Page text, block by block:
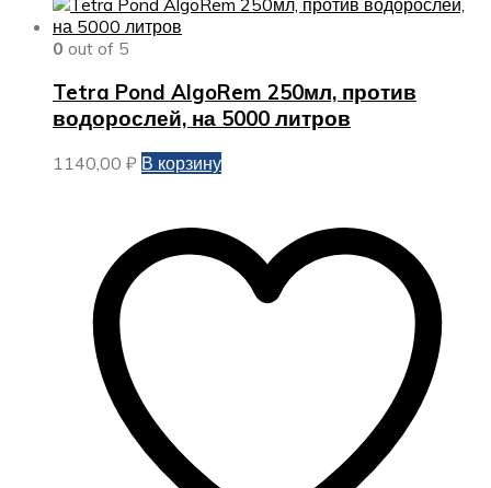
0 out of 5
Tetra Pond AlgoRem 250мл, против
водорослей, на 5000 литров
1140,00 ₽ В корзину